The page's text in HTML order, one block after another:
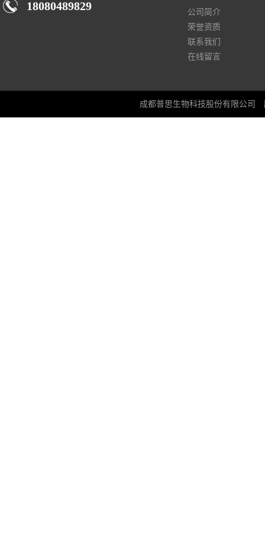
18080489829
公司简介
荣誉资质
联系我们
在线留言
成都普思生物科技股份有限公司